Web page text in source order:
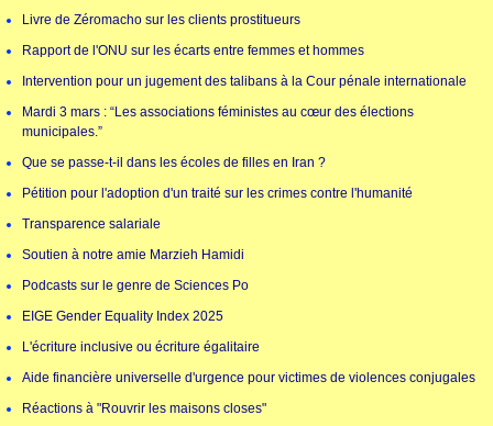
Livre de Zéromacho sur les clients prostitueurs
Rapport de l'ONU sur les écarts entre femmes et hommes
Intervention pour un jugement des talibans à la Cour pénale internationale
Mardi 3 mars : “Les associations féministes au cœur des élections
municipales.”
Que se passe-t-il dans les écoles de filles en Iran ?
Pétition pour l'adoption d'un traité sur les crimes contre l'humanité
Transparence salariale
Soutien à notre amie Marzieh Hamidi
Podcasts sur le genre de Sciences Po
EIGE Gender Equality Index 2025
L'écriture inclusive ou écriture égalitaire
Aide financière universelle d'urgence pour victimes de violences conjugales
Réactions à "Rouvrir les maisons closes"